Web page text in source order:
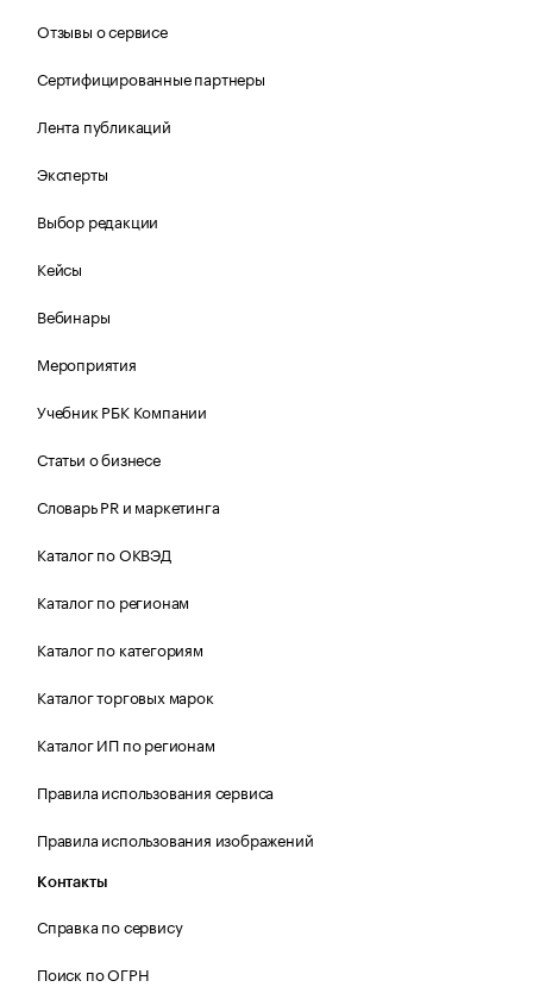
Отзывы о сервисе
Сертифицированные партнеры
Лента публикаций
Эксперты
Выбор редакции
Кейсы
Вебинары
Мероприятия
Учебник РБК Компании
Статьи о бизнесе
Словарь PR и маркетинга
Каталог по ОКВЭД
Каталог по регионам
Каталог по категориям
Каталог торговых марок
Каталог ИП по регионам
Правила использования сервиса
Правила использования изображений
Контакты
Справка по сервису
Поиск по ОГРН